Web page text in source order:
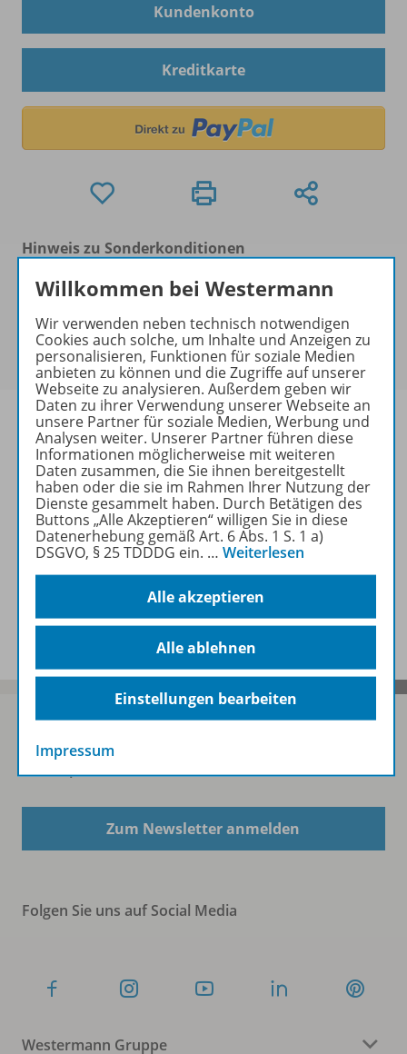
Kundenkonto
Kreditkarte
Hinweis zu Sonderkonditionen
keine Sonderkonditionen gewährt werden.
Sie haben ein passendes
Spar-Paket
Um den für Sie gültigen Preis zu sehen,melden Sie
sich bitte an.
Informationen
Weitere Inhalte der Ausgabe
Spar-Pakete
Zum Newsletter anmelden
Folgen Sie uns auf Social Media
Westermann Gruppe
Willkommen bei Westermann
Wir verwenden neben technisch notwendigen
Cookies auch solche, um Inhalte und Anzeigen zu
personalisieren, Funktionen für soziale Medien
anbieten zu können und die Zugriffe auf unserer
Webseite zu analysieren. Außerdem geben wir
Daten zu ihrer Verwendung unserer Webseite an
unsere Partner für soziale Medien, Werbung und
Analysen weiter. Unserer Partner führen diese
Informationen möglicherweise mit weiteren
Daten zusammen, die Sie ihnen bereitgestellt
haben oder die sie im Rahmen Ihrer Nutzung der
Dienste gesammelt haben. Durch Betätigen des
Buttons „Alle Akzeptieren“ willigen Sie in diese
Datenerhebung gemäß Art. 6 Abs. 1 S. 1 a)
DSGVO, § 25 TDDDG ein. … Weiterlesen
Alle akzeptieren
Alle ablehnen
Einstellungen bearbeiten
Impressum